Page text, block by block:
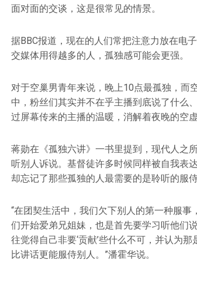
面对面的交谈，这是很常见的情景。
据BBC报道，现在的人们常把注意力放在电
交媒体用得越多的人，孤独感可能会更强。
对于空巢男青年来说，晚上10点最孤独，而
中，粉丝们其实并不在乎主播到底说了什么
过屏幕传来的主播的温暖，消解着夜晚的空虚
蒋勋在《孤独六讲》一书里提到，现代人之
听别人诉说。基督徒许多时候同样被自我表
却忘记了那些孤独的人最需要的是聆听的服侍
“在团契生活中，我们欠下别人的第一种服
们开始爱弟兄姐妹，也是首先要学习听他们
往觉得自己非要‘贡献’些什么不可，并认为
比讲话更能服侍别人。”潘霍华说。